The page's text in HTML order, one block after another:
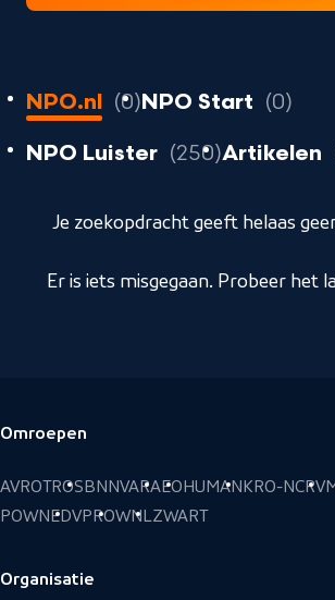
0
resultaten
geladen
NPO.nl 0 resultaten
NPO Start 0
NPO Luister
250 Artikelen
Je zoekopdracht geeft helaas
Er is iets misgegaan. Probeer het
Voettekst
Omroepen
AVROTROS BNNVARAEO HUMAN KRO-NCRV
POWNEDVPROWNLZWART
Organisatie